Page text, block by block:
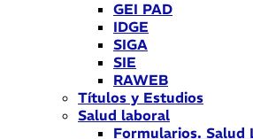
GEI PAD
IDGE
SIGA
SIE
RAWEB
Títulos y Estudios
Salud laboral
Formularios. Salud